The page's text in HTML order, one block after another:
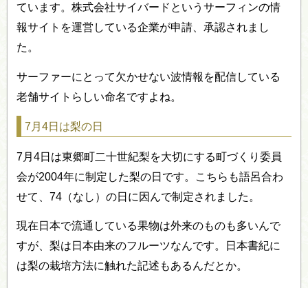
ています。株式会社サイバードというサーフィンの情
報サイトを運営している企業が申請、承認されまし
た。
サーファーにとって欠かせない波情報を配信している
老舗サイトらしい命名ですよね。
7月4日は梨の日
7月4日は東郷町二十世紀梨を大切にする町づくり委員
会が2004年に制定した梨の日です。こちらも語呂合わ
せて、74（なし）の日に因んで制定されました。
現在日本で流通している果物は外来のものも多いんで
すが、梨は日本由来のフルーツなんです。日本書紀に
は梨の栽培方法に触れた記述もあるんだとか。